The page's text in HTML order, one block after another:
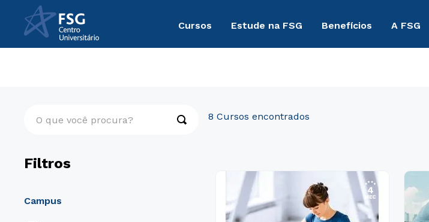
Cursos Estude na FSG Benefícios A FSG
Filtros
campus
8